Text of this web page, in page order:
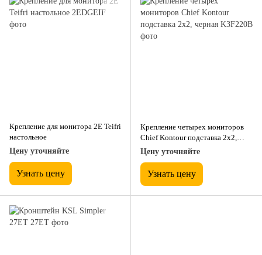
Крепление для монитора 2E Teifri
настольное
Цену уточняйте
Узнать цену
Крепление четырех мониторов
Chief Kontour подставка 2х2,
черная
Цену уточняйте
Узнать цену